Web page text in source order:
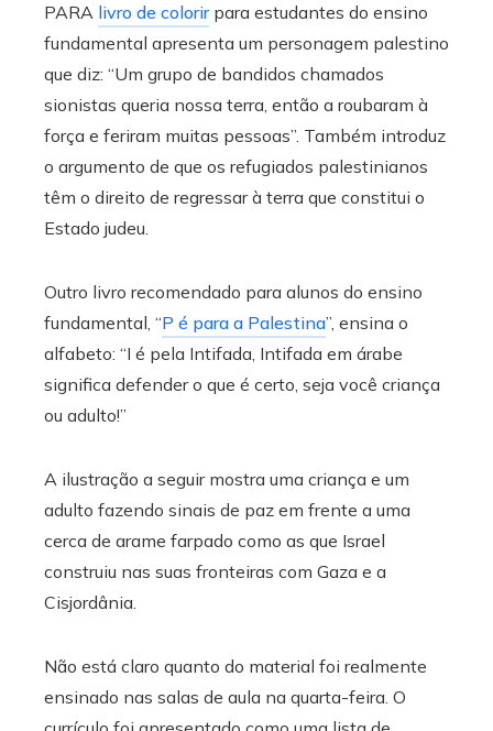
PARA livro de colorirpara estudantes do ensino
fundamental apresenta um personagem palestino
que diz: “Um grupo de bandidos chamados
sionistas queria nossa terra, então a roubaram à
força e feriram muitas pessoas”. Também introduz
o argumento de que os refugiados palestinianos
têm o direito de regressar à terra que constitui o
Estado judeu.
Outro livro recomendado para alunos do ensino
fundamental, “P é para a Palestina”, ensina o
alfabeto: “I é pela Intifada, Intifada em árabe
significa defender o que é certo, seja você criança
ou adulto!”
A ilustração a seguir mostra uma criança e um
adulto fazendo sinais de paz em frente a uma
cerca de arame farpado como as que Israel
construiu nas suas fronteiras com Gaza e a
Cisjordânia.
Não está claro quanto do material foi realmente
ensinado nas salas de aula na quarta-feira. O